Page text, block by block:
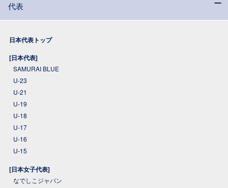
代表
日本代表トップ
[日本代表]
SAMURAI BLUE
U-23
U-21
U-19
U-18
U-17
U-16
U-15
[日本女子代表]
なでしこジャパン